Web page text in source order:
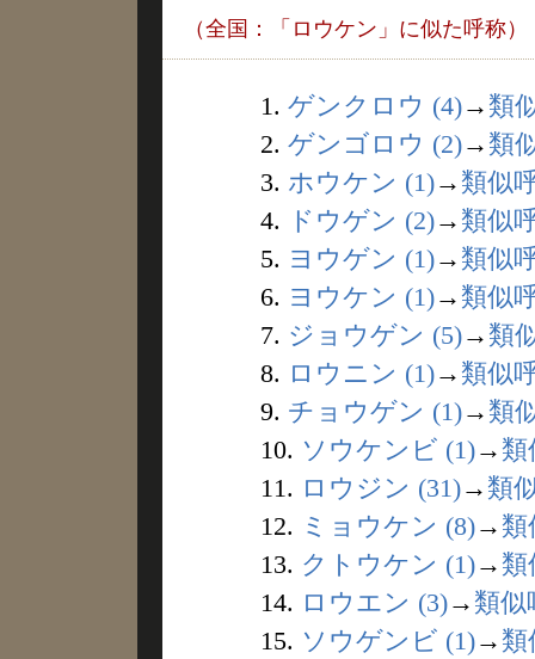
（全国：「ロウケン」に似た呼称）
1. ゲンクロウ (4)→ 類
2. ゲンゴロウ (2)→ 類
3. ホウケン (1)→ 類似
4.
ドウゲン (2)→ 類似
5. ヨウゲン (1)→ 類似
6. ヨウケン (1)→ 類似
7. ジョウゲン (5)→ 類
8. ロウニン (1)→ 類似
9. チョウゲン (1)→ 類
10. ソウケンビ (1)→ 類
11. ロウジン (31)→ 類
12. ミョウケン (8)→ 類
13. クトウケン (1)→ 類
14. ロウエン (3)→ 類似
15. ソウゲンビ (1)→ 類